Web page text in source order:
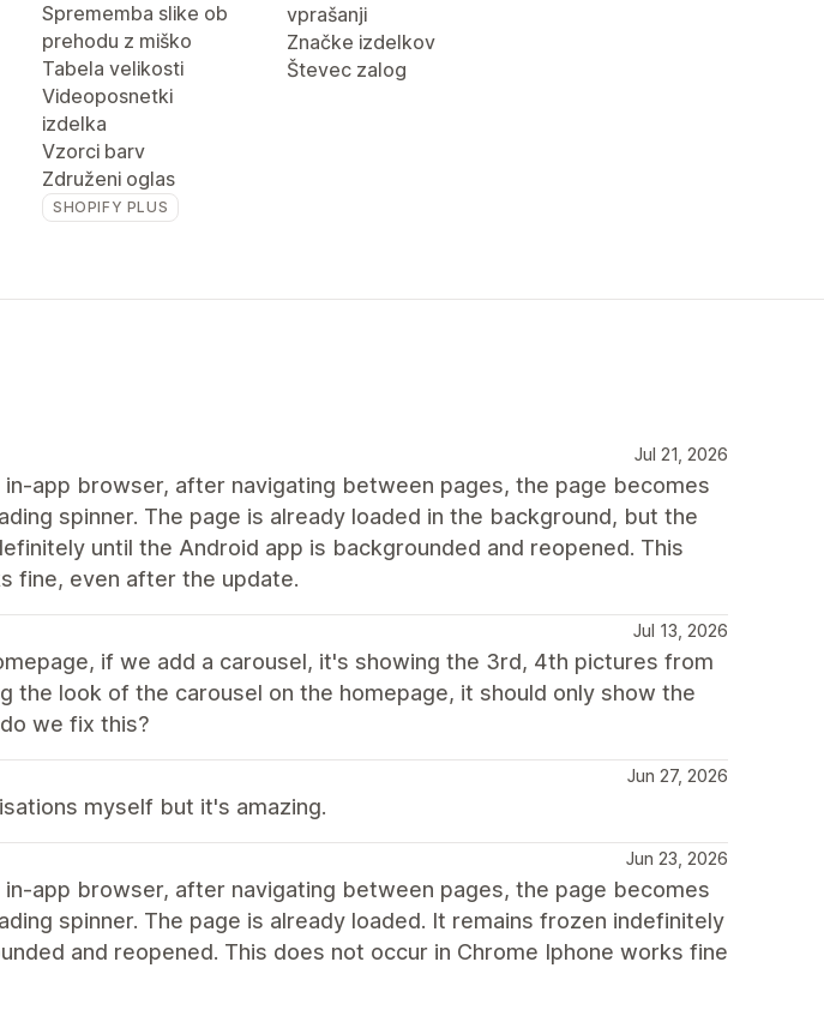
Sprememba slike ob
prehodu z miško
Tabela velikosti
Videoposnetki
izdelka
Vzorci barv
Združeni oglas
SHOPIFY PLUS
vprašanji
Značke izdelkov
Števec zalog
Jul 21, 2026
app browser, after navigating between pages, the page becomes
spinner. The page is already loaded in the background, but the
until the Android app is backgrounded and reopened. This
fine, even after the update.
Jul 13, 2026
if we add a carousel, it's showing the 3rd, 4th pictures from
the look of the carousel on the homepage, it should only show the
we fix this?
Jun 27, 2026
myself but it's amazing.
Jun 23, 2026
app browser, after navigating between pages, the page becomes
spinner. The page is already loaded. It remains frozen indefinitely
and reopened. This does not occur in Chrome Iphone works fine